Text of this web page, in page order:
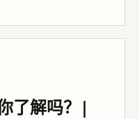
了解吗？|